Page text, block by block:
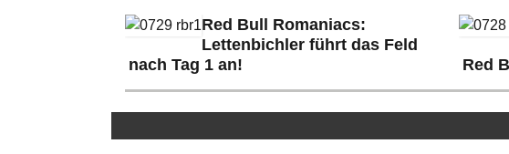
Red Bull Romaniacs:
Lettenbichler führt das Feld
nach Tag 1 an!
Red